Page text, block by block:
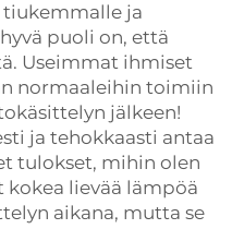
ja
puoli on, että
Useimmat ihmiset
normaaleihin toimiin
jälkeen!
ja tehokkaasti antaa
tulokset, mihin olen
kokea lievää lämpöä
aikana, mutta se